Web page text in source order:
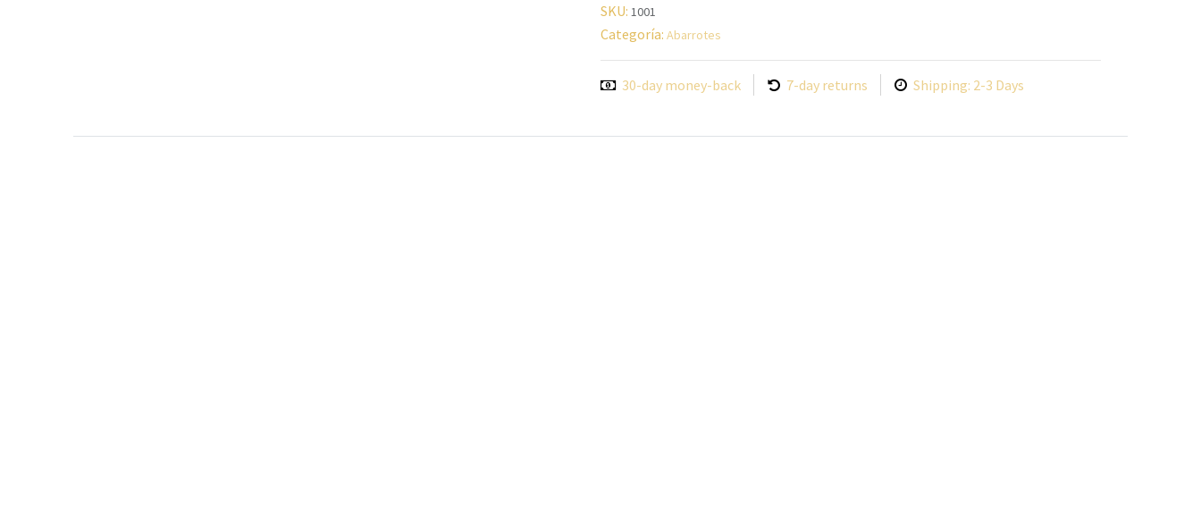
SKU: 1001
Categoría: Abarrotes
30-day money-back 7-day returns Shipping: 2-3 Days